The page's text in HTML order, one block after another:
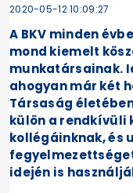
2020-05-12 10:09:27
A BKV minden
mond kiemelt
munkatársainak.
ahogyan már két
Társaság
külön a
kollégáinknak, és
idején is